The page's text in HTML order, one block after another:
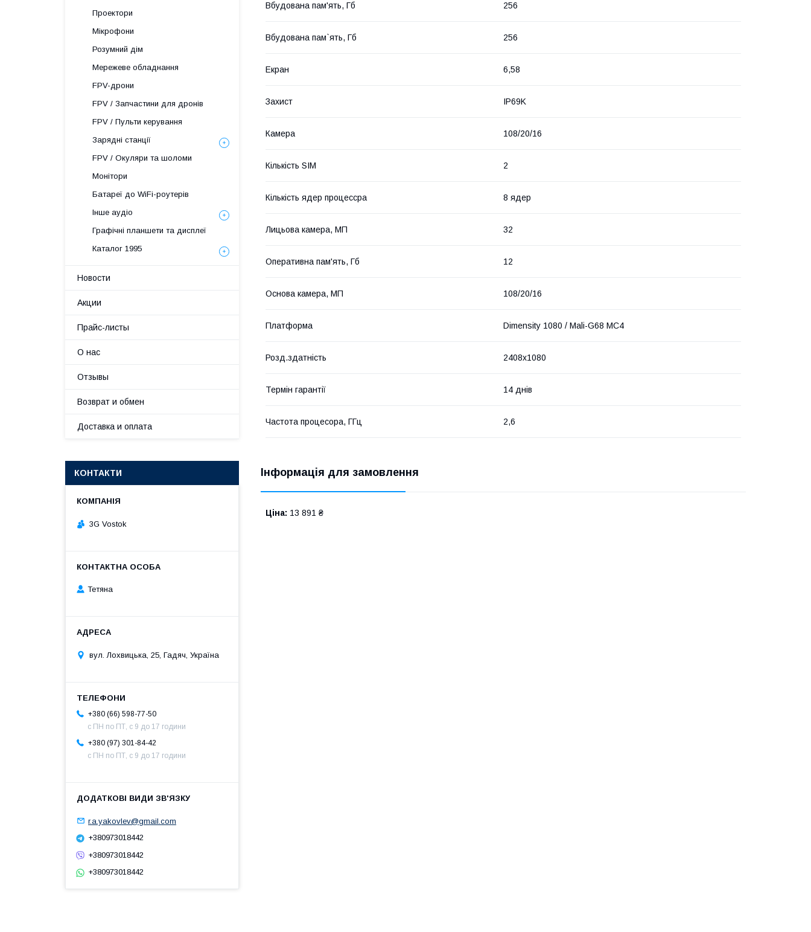
Вбудована пам'ять, Гб 256
Вбудована пам`ять, Гб 256
Екран 6,58
Захист IP69K
Камера 108/20/16
Кількість SIM 2
Кількість ядер процессра 8 ядер
Лицьова камера, МП 32
Оперативна пам'ять, Гб 12
Основа камера, МП 108/20/16
Платформа Dimensity 1080 / Mali-G68 MC4
Розд.здатність 2408x1080
Термін гарантії 14 днів
Частота процесора, ГГц 2,6
Інформація для замовлення
Ціна: 13 891 ₴
Проектори
Мікрофони
Розумний дім
Мережеве обладнання
FPV-дрони
FPV / Запчастини для дронів
FPV / Пульти керування
Зарядні станції
FPV / Окуляри та шоломи
Монітори
Батареї до WiFi-роутерів
Інше аудіо
Графічні планшети та дисплеї
Каталог 1995
Новости
Акции
Прайс-листы
О нас
Отзывы
Возврат и обмен
Доставка и оплата
КОНТАКТИ
3G Vostok
Тетяна
вул. Лохвицька, 25, Гадяч, Україна
+380 (66) 598-77-50
с ПН по ПТ, с 9 до 17 години
+380 (97) 301-84-42
с ПН по ПТ, с 9 до 17 години
r.a.yakovlev@gmail.com
+380973018442
+380973018442
+380973018442